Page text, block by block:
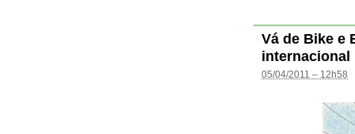
Vá de Bike e
internacional
05/04/2011 – 12h58